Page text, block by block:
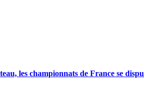
les championnats de France se